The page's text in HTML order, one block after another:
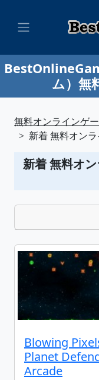
ム）無
無料オンラインゲ
新着 無料オン
新着 無料オ
Blowing
Planet
Arcade